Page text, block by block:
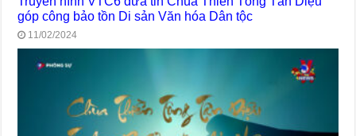
góp công bảo tồn Di sản Văn hóa Dân tộc
11/02/2024